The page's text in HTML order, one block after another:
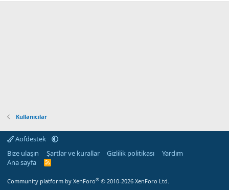
Kullanıcılar
Aofdestek
Bize ulaşın
Şartlar ve kurallar Gizlilik politikası
Yardım
Ana sayfa
R
Community platform by XenForo® © 2010-2026 XenForo Ltd.